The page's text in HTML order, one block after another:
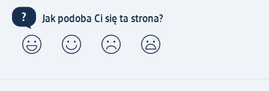
Jak podoba Ci się ta strona?